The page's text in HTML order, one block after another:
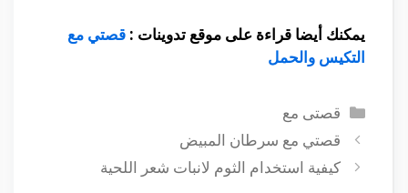
يمكنك أيضا قراءة على موقع تدوينات : قصتي مع
التكيس والحمل
التصنيفات
قصتى مع
قصتي مع سرطان المبيض
كيفية استخدام الثوم لانبات شعر اللحية